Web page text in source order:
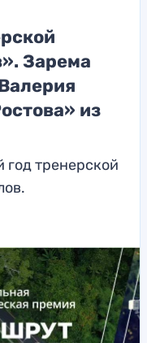
Зарема
из
тренерской